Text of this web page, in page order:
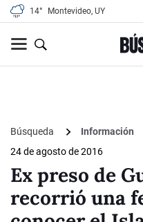
14° Montevideo, UY
Búsqueda
Información
24 de agosto de 2016
Ex preso de
recorrió una